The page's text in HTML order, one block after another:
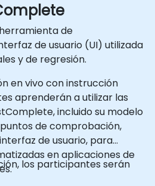
de
de usuario (UI) utilizada
y de regresión.
en vivo con instrucción
aprenderán a utilizar las
incluido su modelo
de comprobación,
de usuario, para
en aplicaciones de
los participantes serán